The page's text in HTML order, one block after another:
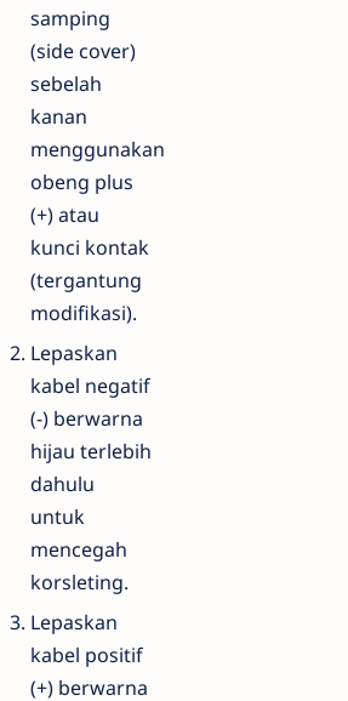
samping
(side cover)
sebelah
kanan
menggunakan
obeng plus
(+) atau
kunci kontak
(tergantung
modifikasi).
Lepaskan
kabel negatif
(-) berwarna
hijau terlebih
dahulu
untuk
mencegah
korsleting.
Lepaskan
kabel positif
(+) berwarna